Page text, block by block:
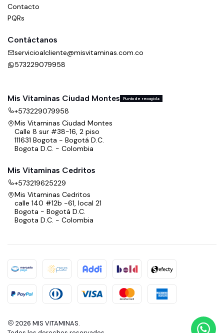
Contacto
PQRs
Contáctanos
servicioalcliente@misvitaminas.com.co
573229079958
Mis Vitaminas Ciudad Montes Punto de recogida
+573229079958
Mis Vitaminas Ciudad Montes
Calle 8 sur #38-16, 2 piso
111631 Bogota - Bogotá D.C.
Bogota D.C. - Colombia
Mis Vitaminas Cedritos
+573219625229
Mis Vitaminas Cedritos
calle 140 #12b -61, local 21
Bogota - Bogotá D.C.
Bogota D.C. - Colombia
2026 MIS VITAMINAS.